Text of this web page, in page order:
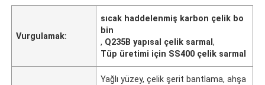
Vurgulamak:
sıcak haddelenmiş karbon çelik bo
bin
, Q235B yapısal çelik sarmal,
Tüp üretimi için SS400 çelik sarmal
Yağlı yüzey, çelik şerit bantlama, ahşa